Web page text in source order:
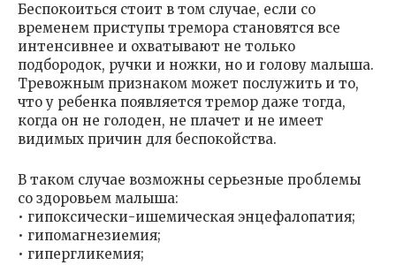
Беспокоиться стоит в том случае, если со
временем приступы тремора становятся все
интенсивнее и охватывают не только
подбородок, ручки и ножки, но и голову малыша.
Тревожным признаком может послужить и то,
что у ребенка появляется тремор даже тогда,
когда он не голоден, не плачет и не имеет
видимых причин для беспокойства.
В таком случае возможны серьезные проблемы
со здоровьем малыша:
• гипоксически-ишемическая энцефалопатия;
• гипомагнезиемия;
• гипергликемия;